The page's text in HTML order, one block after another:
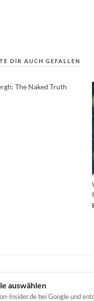
DIR AUCH GEFALLEN
The Naked Truth
auswählen
Insider.de bei Google und